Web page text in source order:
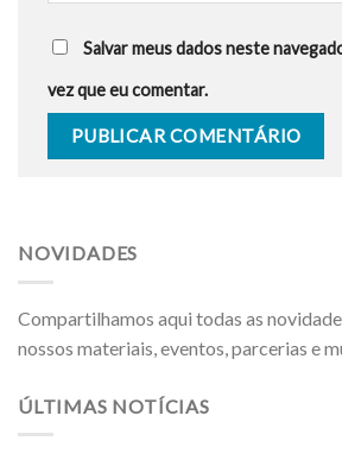
Salvar meus dados neste
vez que eu comentar.
NOVIDADES
Compartilhamos aqui todas as
nossos materiais, eventos, parcerias e
ÚLTIMAS NOTÍCIAS